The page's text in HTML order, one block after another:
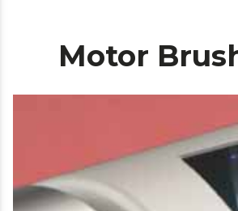
Motor